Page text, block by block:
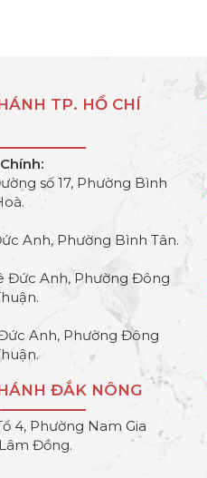
TP. HỒ CHÍ
số 17, Phường Bình
Anh, Phường Bình Tân.
Đức Anh, Phường Đông
Anh, Phường Đông
ĐẮK NÔNG
4, Phường Nam Gia
Đồng.